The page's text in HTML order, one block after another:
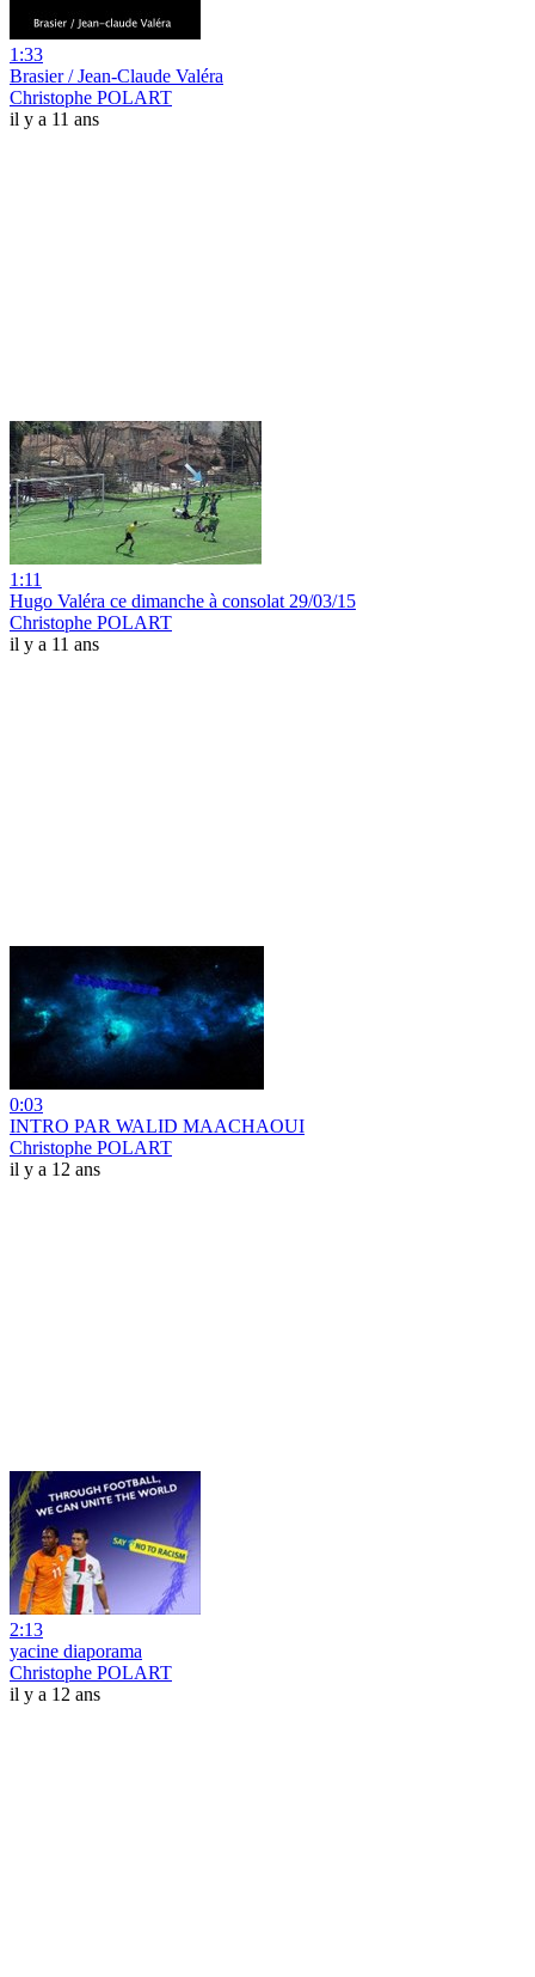
1:33
Brasier / Jean-Claude Valéra
Christophe POLART
il y a 11 ans
1:11
Hugo Valéra ce dimanche à consolat 29/03/15
Christophe POLART
il y a 11 ans
0:03
INTRO PAR WALID MAACHAOUI
Christophe POLART
il y a 12 ans
2:13
yacine diaporama
Christophe POLART
il y a 12 ans